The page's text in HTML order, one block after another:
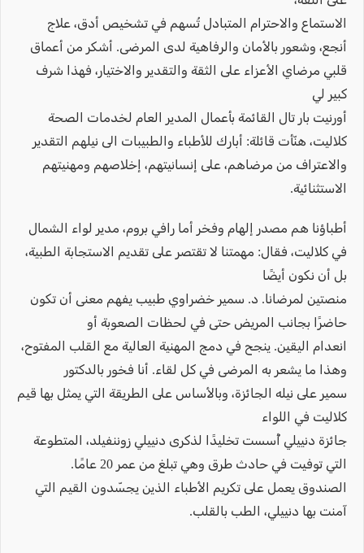
الاستماع والاحترام المتبادل تُسهم في تشخيص أدق، علاج
أنجع، وشعور بالأمان والرفاهية لدى المرضى. أشكر من أعماق
قلبي مرضاي الأعزاء على الثقة والتقدير والاختيار، فهذا شرف
كبير لي
أورنيت بار تال القائمة بأعمال المدير العام لخدمات الصحة
كلاليت، هنّأت قائلة: أبارك للأطباء والطبيبات الى نيلهم التقدير
والاعتراف من مرضاهم، على إنسانيتهم، إخلاصهم ومهنيتهم
الاستثنائية.
أطباؤنا هم مصدر إلهام وفخر أما رافي بروم، مدير لواء الشمال
في كلاليت، فقال: مهمتنا لا تقتصر على تقديم الاستجابة الطبية،
بل أن نكون أيضًا
منصتين لمرضانا. د. سمير خضراوي طبيب يفهم معنى أن تكون
حاضرًا بجانب المريض حتى في لحظات الصعوبة أو
انعدام اليقين. ينجح في دمج المهنية العالية مع القلب المفتوح،
وهذا ما يشعر به المرضى في كل لقاء. أنا فخور بالدكتور
سمير على نيله الجائزة، وبالأساس على الطريقة التي يمثل بها قيم
كلاليت في اللواء
جائزة دنييلي أُسست تخليدًا لذكرى دنييلي زوننفيلد، المتطوعة
التي توفيت في حادث طرق وهي تبلغ من عمر 20 عامًا.
الصندوق يعمل على تكريم الأطباء الذين يجسّدون القيم التي
آمنت بها دنييلي، الطب بالقلب.